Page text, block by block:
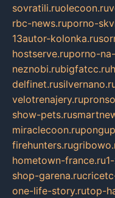
sovratili.ruolecoon.ru
rbc-news.ruporno-
13autor-kolonka.ru
hostserve.ruporno-
neznobi.rubigfatcc.ru
delfinet.ru
velotrenajery.ru
show-pets.ru
miraclecoon.ru
firehunters.ru
hometown-france.ru
shop-garena.ru
one-life-story.rutop-